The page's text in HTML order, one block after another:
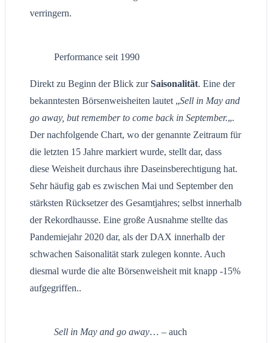
verringern.
Performance seit 1990
Direkt zu Beginn der Blick zurSaisonalität. Eine der
bekanntesten Börsenweisheiten lautet „Sell in May and
go away, but remember to come back in September.„.
Der nachfolgende Chart, wo der genannte Zeitraum für
die letzten 15 Jahre markiert wurde, stellt dar, dass
diese Weisheit durchaus ihre Daseinsberechtigung hat.
Sehr häufig gab es zwischen Mai und September den
stärksten Rücksetzer des Gesamtjahres; selbst innerhalb
der Rekordhausse. Eine große Ausnahme stellte das
Pandemiejahr 2020 dar, als der DAX innerhalb der
schwachen Saisonalität stark zulegen konnte. Auch
diesmal wurde die alte Börsenweisheit mit knapp -15%
aufgegriffen..
Sell in May and go away… – auch